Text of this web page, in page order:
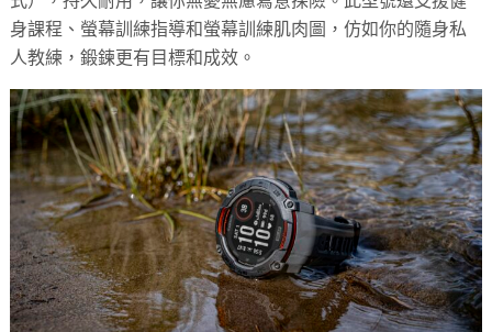
身課程、螢幕訓練指導和螢幕訓練肌肉圖，仿如你的隨身私
人教練，鍛鍊更有目標和成效。